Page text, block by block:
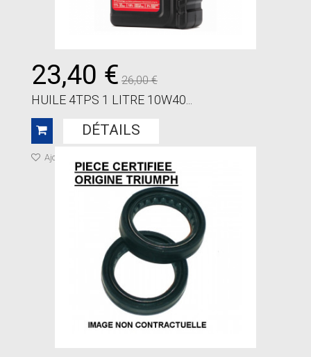
23,40 € 26,00 €
HUILE 4TPS 1 LITRE 10W40...
DÉTAILS
Ajouter à ma liste de cadeaux